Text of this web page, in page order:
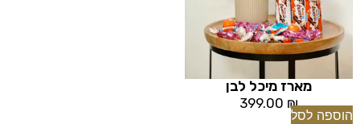
מארז מיכל לבן
399.00 ₪
הוספה לסל